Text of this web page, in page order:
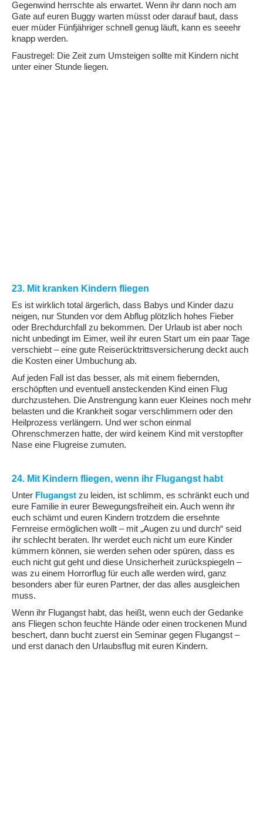
Gegenwind herrschte als erwartet. Wenn ihr dann noch am
Gate auf euren Buggy warten müsst oder darauf baut, dass
euer müder Fünfjähriger schnell genug läuft, kann es seeehr
knapp werden.
Faustregel: Die Zeit zum Umsteigen sollte mit Kindern nicht
unter einer Stunde liegen.
23. Mit kranken Kindern fliegen
Es ist wirklich total ärgerlich, dass Babys und Kinder dazu
neigen, nur Stunden vor dem Abflug plötzlich hohes Fieber
oder Brechdurchfall zu bekommen. Der Urlaub ist aber noch
nicht unbedingt im Eimer, weil ihr euren Start um ein paar Tage
verschiebt – eine gute Reiserücktrittsversicherung deckt auch
die Kosten einer Umbuchung ab.
Auf jeden Fall ist das besser, als mit einem fiebernden,
erschöpften und eventuell ansteckenden Kind einen Flug
durchzustehen. Die Anstrengung kann euer Kleines noch mehr
belasten und die Krankheit sogar verschlimmern oder den
Heilprozess verlängern. Und wer schon einmal
Ohrenschmerzen hatte, der wird keinem Kind mit verstopfter
Nase eine Flugreise zumuten.
24. Mit Kindern fliegen, wenn ihr Flugangst habt
Unter Flugangst zu leiden, ist schlimm, es schränkt euch und
eure Familie in eurer Bewegungsfreiheit ein. Auch wenn ihr
euch schämt und euren Kindern trotzdem die ersehnte
Fernreise ermöglichen wollt – mit „Augen zu und durch“ seid
ihr schlecht beraten. Ihr werdet euch nicht um eure Kinder
kümmern können, sie werden sehen oder spüren, dass es
euch nicht gut geht und diese Unsicherheit zurückspiegeln –
was zu einem Horrorflug für euch alle werden wird, ganz
besonders aber für euren Partner, der das alles ausgleichen
muss.
Wenn ihr Flugangst habt, das heißt, wenn euch der Gedanke
ans Fliegen schon feuchte Hände oder einen trockenen Mund
beschert, dann bucht zuerst ein Seminar gegen Flugangst –
und erst danach den Urlaubsflug mit euren Kindern.